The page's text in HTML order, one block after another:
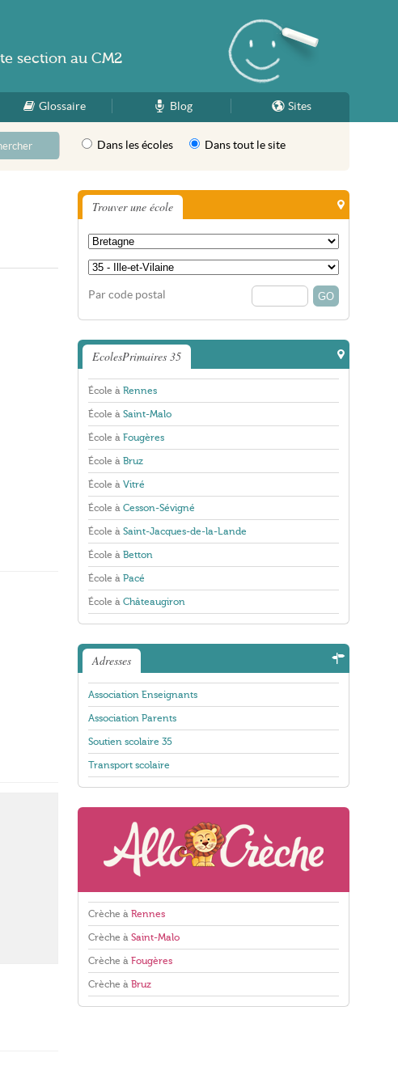
Glossaire Blog Sites
Dans les écoles Dans tout le site
Trouver une école
Par code postal
EcolesPrimaires 35
École à Rennes
École à Saint-Malo
École à Fougères
École à Bruz
École à Vitré
École à Cesson-Sévigné
École à Saint-Jacques-de-la-Lande
École à Betton
École à Pacé
École à Châteaugiron
Adresses
Association Enseignants
Association Parents
Soutien scolaire 35
Transport scolaire
Crèche à Rennes
Crèche à Saint-Malo
Crèche à Fougères
Crèche à Bruz
section au CM2